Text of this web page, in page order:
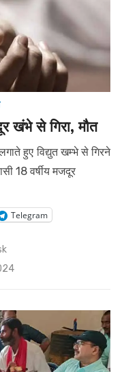
खंभे से गिरा, मौत
हुए विद्युत खम्भे से गिरने
18 वर्षीय मजदूर
Telegram